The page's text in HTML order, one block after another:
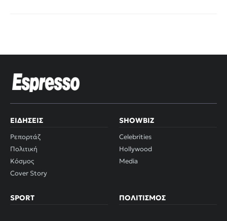
ΕΙΔΉΣΕΙΣ
Ρεπορτάζ
Πολιτική
Κόσμος
Cover Story
SHOWBIZ
Celebrities
Hollywood
Media
SPORT ΠΟΛΙΤΙΣΜΌΣ